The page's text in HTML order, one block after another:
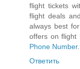
flight tickets
flight deals
always best
offers on flight
Phone Number.
Ответить